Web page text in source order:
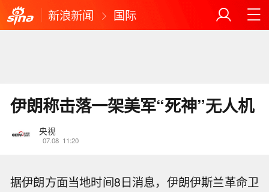
新浪新闻 国际
伊朗称击落一架美军“死神”无人机
央视
07.08 11:20
据伊朗方面当地时间8日消息，伊朗伊斯兰革命卫